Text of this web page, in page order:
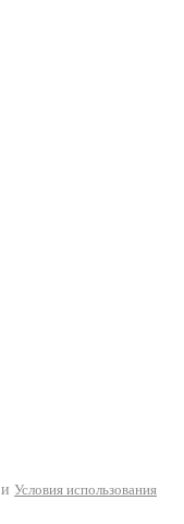
и Условия использования